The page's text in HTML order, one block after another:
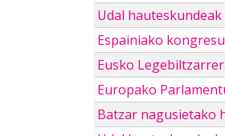
Udal hauteskundeak
Espainiako
Eusko
Europako
Batzar nagusietako